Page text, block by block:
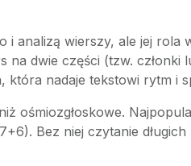
i analizą wierszy, ale jej
dwie części (tzw. członki
nadaje tekstowi rytm i
ośmiozgłoskowe.
Bez niej czytanie